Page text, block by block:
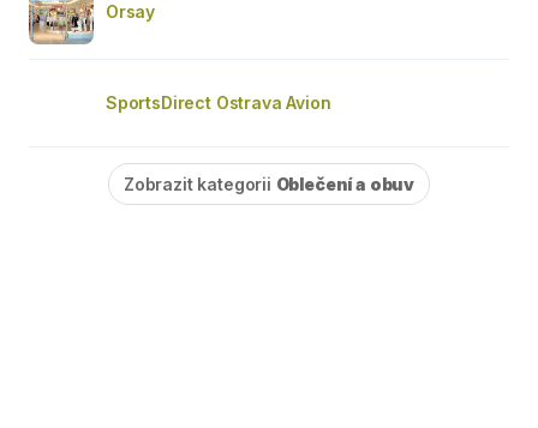
Orsay
SportsDirect Ostrava Avion
Zobrazit kategorii Oblečení a obuv